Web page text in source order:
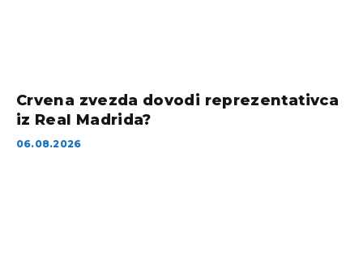
Crvena zvezda dovodi reprezentativca
iz Real Madrida?
06.08.2026